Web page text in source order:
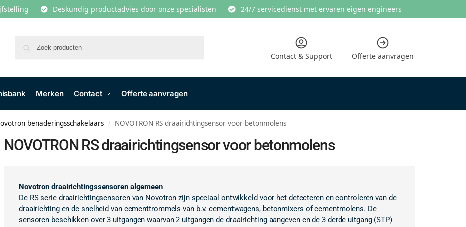
Deskundig productadvies door onze specialisten 24/7 servicedienst met ervaren eigen engineers
Contact & Support Offerte aanvragen
Merken Contact Offerte aanvragen
benaderingsschakelaars / NOVOTRON RS draairichtingsensor voor betonmolens
NOVOTRON RS draairichtingsensor voor betonmolens
Novotron draairichtingssensoren algemeen
De RS serie draairichtingsensoren van Novotron zijn speciaal ontwikkeld voor het detecteren en controleren van de
draairichting en de snelheid van cementtrommels van b.v. cementwagens, betonmixers of cementmolens. De
sensoren beschikken over 3 uitgangen waarvan 2 uitgangen de draairichting aangeven en de 3 derde uitgang (STP)